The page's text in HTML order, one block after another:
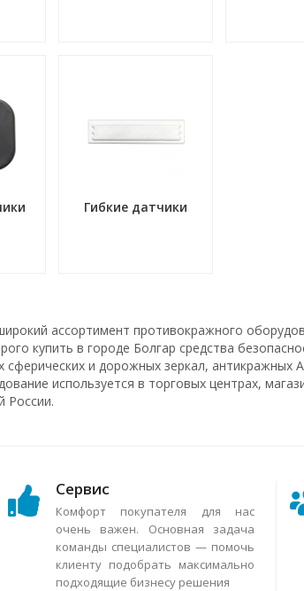
Гибкие датчики
ассортимент противокражного
купить в городе Болгар средства
и дорожных зеркал, антикражных
используется в торговых центрах,
России.
Сервис
Комфорт покупателя для нас
очень важен. Основная задача
команды специалистов — помочь
клиенту подобрать максимально
подходящие бизнесу решения